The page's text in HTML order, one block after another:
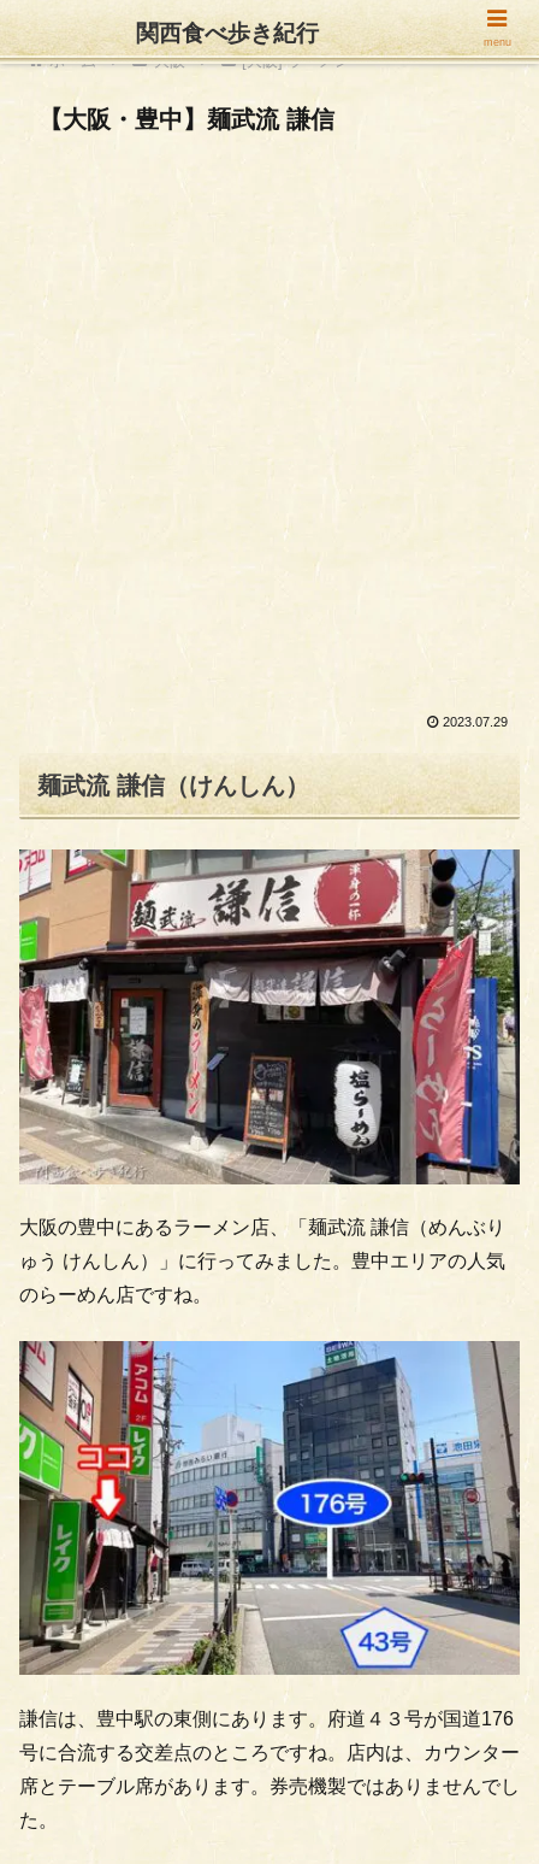
ホーム 大阪 [大阪] ラーメン
【大阪・豊中】麺武流 謙信
2023.07.29
麺武流 謙信（けんしん）
大阪の豊中にあるラーメン店、「麺武流 謙信（めんぶり
ゅう けんしん）」に行ってみました。豊中エリアの人気
のらーめん店ですね。
謙信は、豊中駅の東側にあります。府道４３号が国道176
号に合流する交差点のところですね。店内は、カウンター
席とテーブル席があります。券売機製ではありませんでし
た。
関西食べ歩き紀行 menu